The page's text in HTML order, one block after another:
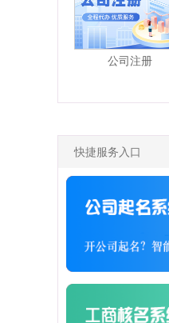
公司注册
快捷服务入口